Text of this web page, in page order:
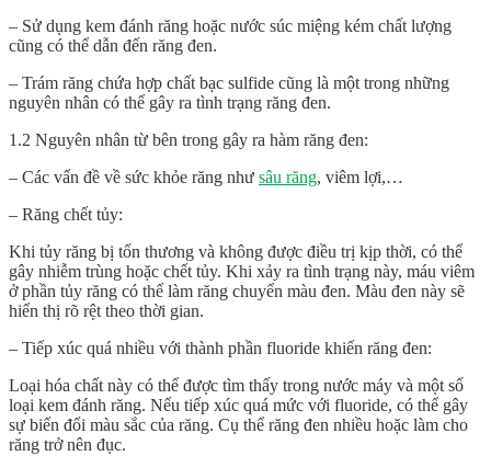
– Sử dụng kem đánh răng hoặc nước súc miệng kém chất lượng
cũng có thể dẫn đến răng đen.
– Trám răng chứa hợp chất bạc sulfide cũng là một trong những
nguyên nhân có thể gây ra tình trạng răng đen.
1.2 Nguyên nhân từ bên trong gây ra hàm răng đen:
– Các vấn đề về sức khỏe răng như sâu răng, viêm lợi,…
– Răng chết tủy:
Khi tủy răng bị tổn thương và không được điều trị kịp thời, có thể
gây nhiễm trùng hoặc chết tủy. Khi xảy ra tình trạng này, máu viêm
ở phần tủy răng có thể làm răng chuyển màu đen. Màu đen này sẽ
hiển thị rõ rệt theo thời gian.
– Tiếp xúc quá nhiều với thành phần fluoride khiến răng đen:
Loại hóa chất này có thể được tìm thấy trong nước máy và một số
loại kem đánh răng. Nếu tiếp xúc quá mức với fluoride, có thể gây
sự biến đổi màu sắc của răng. Cụ thể răng đen nhiều hoặc làm cho
răng trở nên đục.